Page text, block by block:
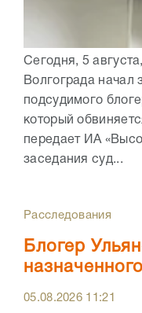
Сегодня, 5
Волгограда начал
подсудимого
который
передает ИА
заседания суд...
Расследования
Блогер
05.08.2026 11:21